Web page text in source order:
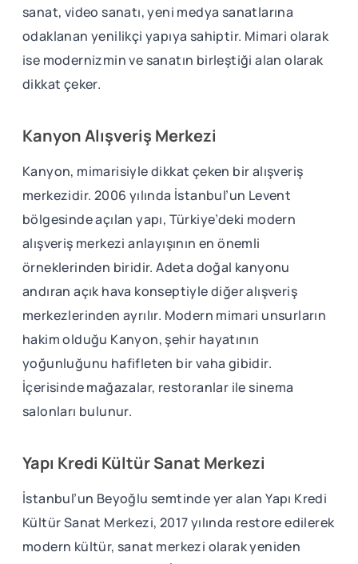
sanat, video sanatı, yeni medya sanatlarına
odaklanan yenilikçi yapıya sahiptir. Mimari olarak
ise modernizmin ve sanatın birleştiği alan olarak
dikkat çeker.
Kanyon Alışveriş Merkezi
Kanyon, mimarisiyle dikkat çeken bir alışveriş
merkezidir. 2006 yılında İstanbul’un Levent
bölgesinde açılan yapı, Türkiye’deki modern
alışveriş merkezi anlayışının en önemli
örneklerinden biridir. Adeta doğal kanyonu
andıran açık hava konseptiyle diğer alışveriş
merkezlerinden ayrılır. Modern mimari unsurların
hakim olduğu Kanyon, şehir hayatının
yoğunluğunu hafifleten bir vaha gibidir.
İçerisinde mağazalar, restoranlar ile sinema
salonları bulunur.
Yapı Kredi Kültür Sanat Merkezi
İstanbul’un Beyoğlu semtinde yer alan Yapı Kredi
Kültür Sanat Merkezi, 2017 yılında restore edilerek
modern kültür, sanat merkezi olarak yeniden